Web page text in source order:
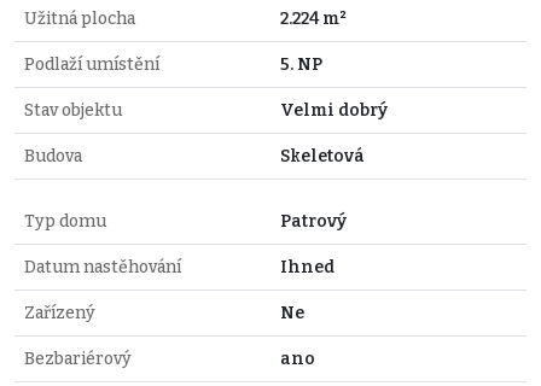
Užitná plocha 2.224 m²
Podlaží umístění 5. NP
Stav objektu Velmi dobrý
Budova Skeletová
Typ domu Patrový
Datum nastěhování Ihned
Zařízený Ne
Bezbariérový ano